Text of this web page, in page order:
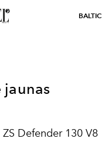
BALTIC
jaunas
Defender 130 V8